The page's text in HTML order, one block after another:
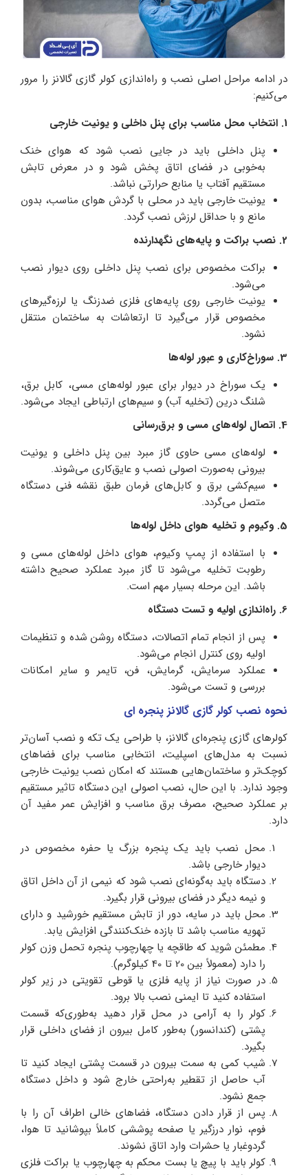
در ادامه مراحل اصلی نصب و راه‌اندازی کولر گازی گالانز را مرور
می‌کنیم:
1. انتخاب محل مناسب برای پنل داخلی و یونیت خارجی
پنل داخلی باید در جایی نصب شود که هوای خنک
به‌خوبی در فضای اتاق پخش شود و در معرض تابش
مستقیم آفتاب یا منابع حرارتی نباشد.
یونیت خارجی باید در محلی با گردش هوای مناسب، بدون
مانع و با حداقل لرزش نصب گردد.
2. نصب براکت و پایه‌های نگهدارنده
براکت مخصوص برای نصب پنل داخلی روی دیوار نصب
می‌شود.
یونیت خارجی روی پایه‌های فلزی ضدزنگ یا لرزه‌گیرهای
مخصوص قرار می‌گیرد تا ارتعاشات به ساختمان منتقل
نشود.
3. سوراخ‌کاری و عبور لوله‌ها
یک سوراخ در دیوار برای عبور لوله‌های مسی، کابل برق،
شلنگ درین (تخلیه آب) و سیم‌های ارتباطی ایجاد می‌شود.
4. اتصال لوله‌های مسی و برق‌رسانی
لوله‌های مسی حاوی گاز مبرد بین پنل داخلی و یونیت
بیرونی به‌صورت اصولی نصب و عایق‌کاری می‌شوند.
سیم‌کشی برق و کابل‌های فرمان طبق نقشه فنی دستگاه
متصل می‌گردد.
5. وکیوم و تخلیه هوای داخل لوله‌ها
با استفاده از پمپ وکیوم، هوای داخل لوله‌های مسی و
رطوبت تخلیه می‌شود تا گاز مبرد عملکرد صحیح داشته
باشد. این مرحله بسیار مهم است.
6. راه‌اندازی اولیه و تست دستگاه
پس از انجام تمام اتصالات، دستگاه روشن شده و تنظیمات
اولیه روی کنترل انجام می‌شود.
عملکرد سرمایش، گرمایش، فن، تایمر و سایر امکانات
بررسی و تست می‌شود.
نحوه نصب کولر گازی گالانز پنجره ای
کولرهای گازی پنجره‌ای گالانز، با طراحی یک‌ تکه و نصب آسان‌تر
نسبت به مدل‌های اسپلیت، انتخابی مناسب برای فضاهای
کوچک‌تر و ساختمان‌هایی هستند که امکان نصب یونیت خارجی
وجود ندارد. با این حال، نصب اصولی این دستگاه تاثیر مستقیم
بر عملکرد صحیح، مصرف برق مناسب و افزایش عمر مفید آن
دارد.
محل نصب باید یک پنجره بزرگ یا حفره مخصوص در
دیوار خارجی باشد.
دستگاه باید به‌گونه‌ای نصب شود که نیمی از آن داخل اتاق
و نیمه دیگر در فضای بیرونی قرار بگیرد.
محل باید در سایه، دور از تابش مستقیم خورشید و دارای
تهویه مناسب باشد تا بازده خنک‌کنندگی افزایش یابد.
مطمئن شوید که طاقچه یا چهارچوب پنجره تحمل وزن کولر
را دارد (معمولاً بین 20 تا 40 کیلوگرم).
در صورت نیاز از پایه فلزی یا قوطی تقویتی در زیر کولر
استفاده کنید تا ایمنی نصب بالا برود.
کولر را به آرامی در محل قرار دهید به‌طوری‌که قسمت
پشتی (کندانسور) به‌طور کامل بیرون از فضای داخلی قرار
بگیرد.
شیب کمی به سمت بیرون در قسمت پشتی ایجاد کنید تا
آب حاصل از تقطیر به‌راحتی خارج شود و داخل دستگاه
جمع نشود.
پس از قرار دادن دستگاه، فضاهای خالی اطراف آن را با
فوم، نوار درزگیر یا صفحه پوششی کاملاً بپوشانید تا هوا،
گردوغبار یا حشرات وارد اتاق نشوند.
کولر باید با پیچ یا بست محکم به چهارچوب یا براکت فلزی